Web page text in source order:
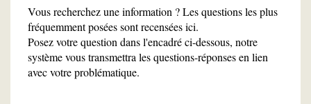
Vous recherchez une information ? Les questions les plus
fréquemment posées sont recensées ici.
Posez votre question dans l'encadré ci-dessous, notre
système vous transmettra les questions-réponses en lien
avec votre problématique.